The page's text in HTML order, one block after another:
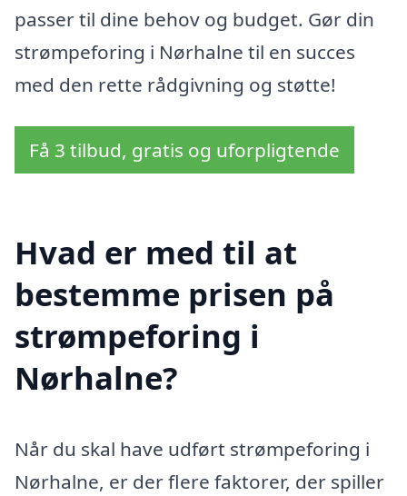
passer til dine behov og budget. Gør din
strømpeforing i Nørhalne til en succes
med den rette rådgivning og støtte!
Få 3 tilbud, gratis og uforpligtende
Hvad er med til at
bestemme prisen på
strømpeforing i
Nørhalne?
Når du skal have udført strømpeforing i
Nørhalne, er der flere faktorer, der spiller